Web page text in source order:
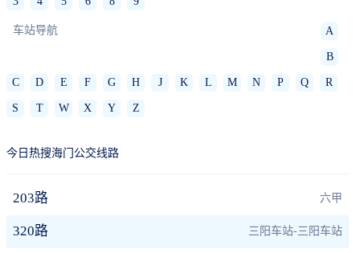
车站导航 A
B
C D E F G H J K L M N P Q R
S T W X Y Z
今日热搜海门公交线路
203路 六甲
320路 三阳车站-三阳车站